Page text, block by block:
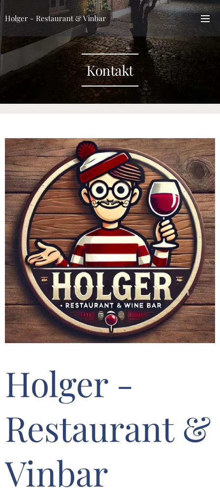
Holger - Restaurant & Vinbar
Kontakt
Holger -
Restaurant &
Vinbar